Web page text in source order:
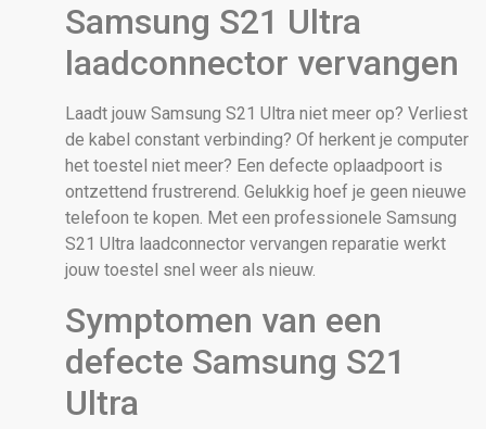
Samsung S21 Ultra
laadconnector vervangen
Laadt jouw Samsung S21 Ultra niet meer op? Verliest
de kabel constant verbinding? Of herkent je computer
het toestel niet meer? Een defecte oplaadpoort is
ontzettend frustrerend. Gelukkig hoef je geen nieuwe
telefoon te kopen. Met een professionele Samsung
S21 Ultra laadconnector vervangen reparatie werkt
jouw toestel snel weer als nieuw.
Symptomen van een
defecte Samsung S21
Ultra